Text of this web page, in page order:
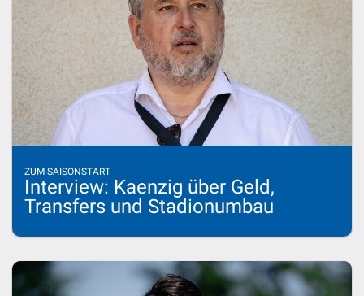
ZUM SAISONSTART
Interview: Kaenzig über Geld,
Transfers und Stadionumbau